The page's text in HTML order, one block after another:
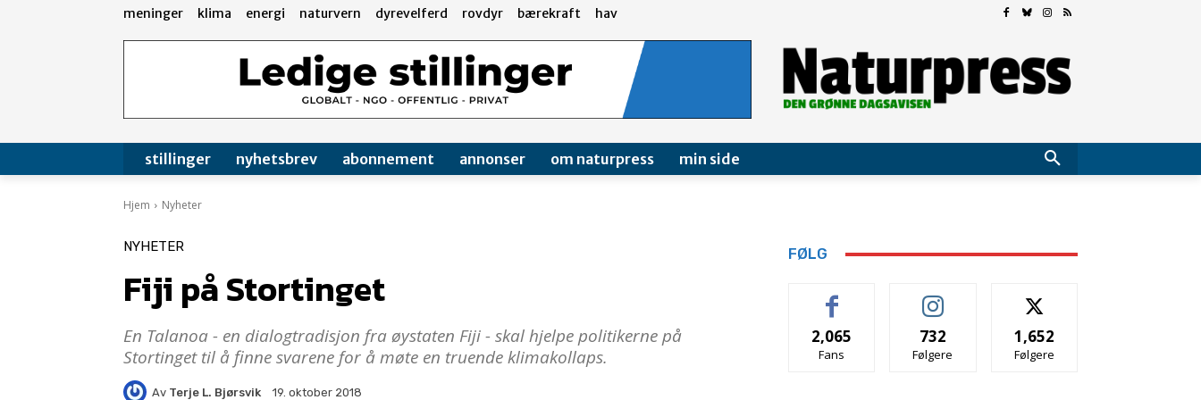
meninger klima energi naturvern dyrevelferd rovdyr bærekraft hav
stillinger nyhetsbrev abonnement annonser om naturpress min side
Hjem Nyheter
NYHETER
Fiji på Stortinget
En Talanoa - en dialogtradisjon fra øystaten Fiji - skal hjelpe politikerne på
Stortinget til å finne svarene for å møte en truende klimakollaps.
Av Terje L. Bjørsvik 19. oktober 2018
FØLG
2,065
Fans
732
Følgere
1,652
Følgere